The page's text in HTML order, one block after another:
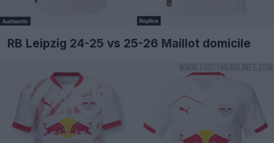
RB Leipzig 24-25 vs 25-26 Maillot domicile